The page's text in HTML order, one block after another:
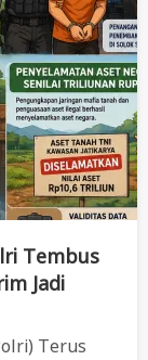
Tembus
Jadi
Terus